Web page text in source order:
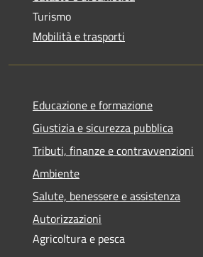
Turismo
Mobilità e trasporti
Educazione e formazione
Giustizia e sicurezza pubblica
Tributi, finanze e contravvenzioni
Ambiente
Salute, benessere e assistenza
Autorizzazioni
Agricoltura e pesca